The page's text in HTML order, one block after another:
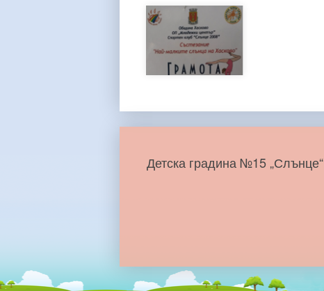
Детска градина №15 „Слънце“